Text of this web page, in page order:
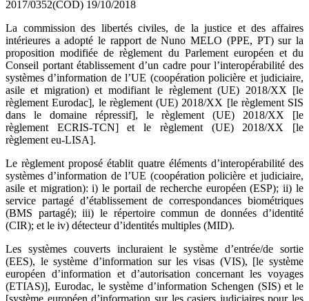
2017/0352(COD) 19/10/2018
La commission des libertés civiles, de la justice et des affaires
intérieures a adopté le rapport de Nuno MELO (PPE, PT) sur la
proposition modifiée de règlement du Parlement européen et du
Conseil portant établissement d’un cadre pour l’interopérabilité des
systèmes d’information de l’UE (coopération policière et judiciaire,
asile et migration) et modifiant le règlement (UE) 2018/XX [le
règlement Eurodac], le règlement (UE) 2018/XX [le règlement SIS
dans le domaine répressif], le règlement (UE) 2018/XX [le
règlement ECRIS-TCN] et le règlement (UE) 2018/XX [le
règlement eu-LISA].
Le règlement proposé établit quatre éléments d’interopérabilité des
systèmes d’information de l’UE (coopération policière et judiciaire,
asile et migration): i) le portail de recherche européen (ESP); ii) le
service partagé d’établissement de correspondances biométriques
(BMS partagé); iii) le répertoire commun de données d’identité
(CIR); et le iv) détecteur d’identités multiples (MID).
Les systèmes couverts incluraient le système d’entrée/de sortie
(EES), le système d’information sur les visas (VIS), [le système
européen d’information et d’autorisation concernant les voyages
(ETIAS)], Eurodac, le système d’information Schengen (SIS) et le
[système européen d’information sur les casiers judiciaires pour les